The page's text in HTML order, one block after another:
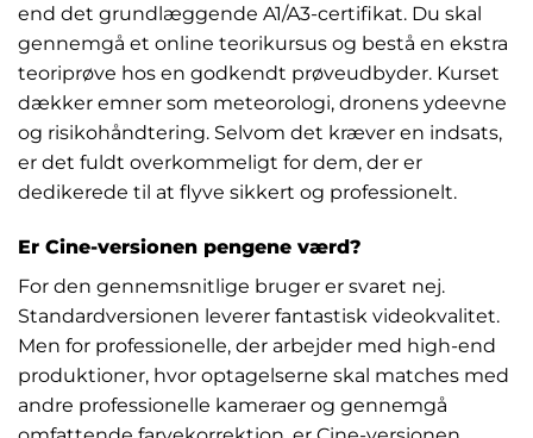
end det grundlæggende A1/A3-certifikat. Du skal
gennemgå et online teorikursus og bestå en ekstra
teoriprøve hos en godkendt prøveudbyder. Kurset
dækker emner som meteorologi, dronens ydeevne
og risikohåndtering. Selvom det kræver en indsats,
er det fuldt overkommeligt for dem, der er
dedikerede til at flyve sikkert og professionelt.
Er Cine-versionen pengene værd?
For den gennemsnitlige bruger er svaret nej.
Standardversionen leverer fantastisk videokvalitet.
Men for professionelle, der arbejder med high-end
produktioner, hvor optagelserne skal matches med
andre professionelle kameraer og gennemgå